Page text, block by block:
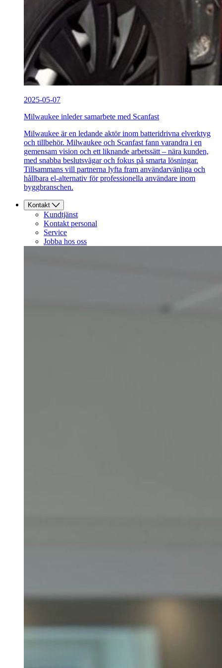
2025-05-07
Milwaukee inleder samarbete med Scanfast
Milwaukee är en ledande aktör inom batteridrivna elverktyg
och tillbehör. Milwaukee och Scanfast fann varandra i en
gemensam vision och ett liknande arbetssätt – nära kunden,
med snabba beslutsvägar och fokus på smarta lösningar.
Tillsammans vill partnerna lyfta fram användarvänliga och
hållbara el-alternativ för professionella användare inom
byggbranschen.
Kontakt
Kundtjänst
Kontakt personal
Service
Jobba hos oss